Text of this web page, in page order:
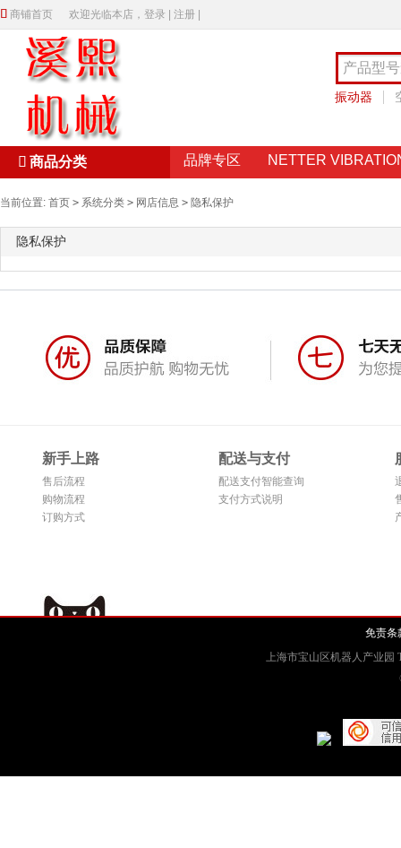
 商铺首页 欢迎光临本店， 登录 注册
振动器
 商品分类 品牌专区 NETTER
当前位置: 首页 > 系统分类 > 网店信息 > 隐私保护
隐私保护
新手上路
售后流程
购物流程
订购方式
配送与支付
配送支付智能查询
支付方式说明
免责条
上海市宝山区机器人产业园